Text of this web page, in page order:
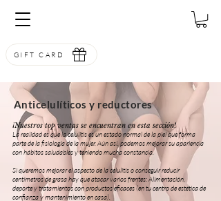
GIFT CARD
Anticelulíticos y reductores
​​¡Nuestros top ventas se encuentran en esta sección!
La realidad es que la celulitis es un estado normal de la piel que forma
parte de la fisiología de la mujer. Aún asi, podemos mejorar su apariencia
con hábitos saludables y teniendo mucha constancia.
Si queremos mejorar el aspecto de la celulitis o conseguir reducir
centímetros de grasa hay que atacar varios frentes:Alimentación,
deporte y tratamientos con productos eficaces (en tu centro de estética de
confianza y mantenimiento en casa).